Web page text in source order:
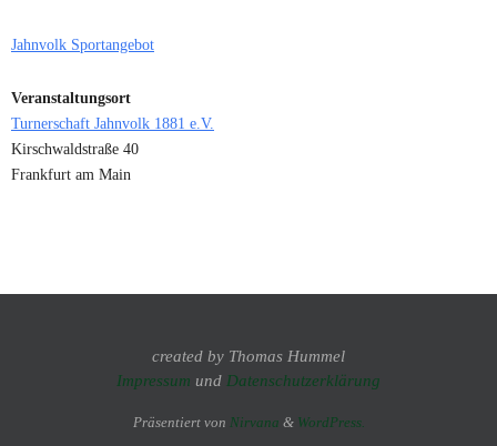
Jahnvolk Sportangebot
Veranstaltungsort
Turnerschaft Jahnvolk 1881 e.V.
Kirschwaldstraße 40
Frankfurt am Main
created by Thomas Hummel
Impressum und Datenschutzerklärung
Präsentiert von Nirvana & WordPress.